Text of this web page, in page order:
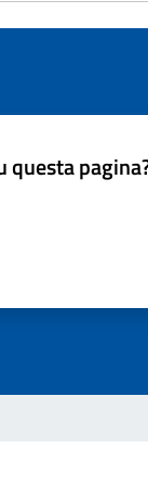
questa